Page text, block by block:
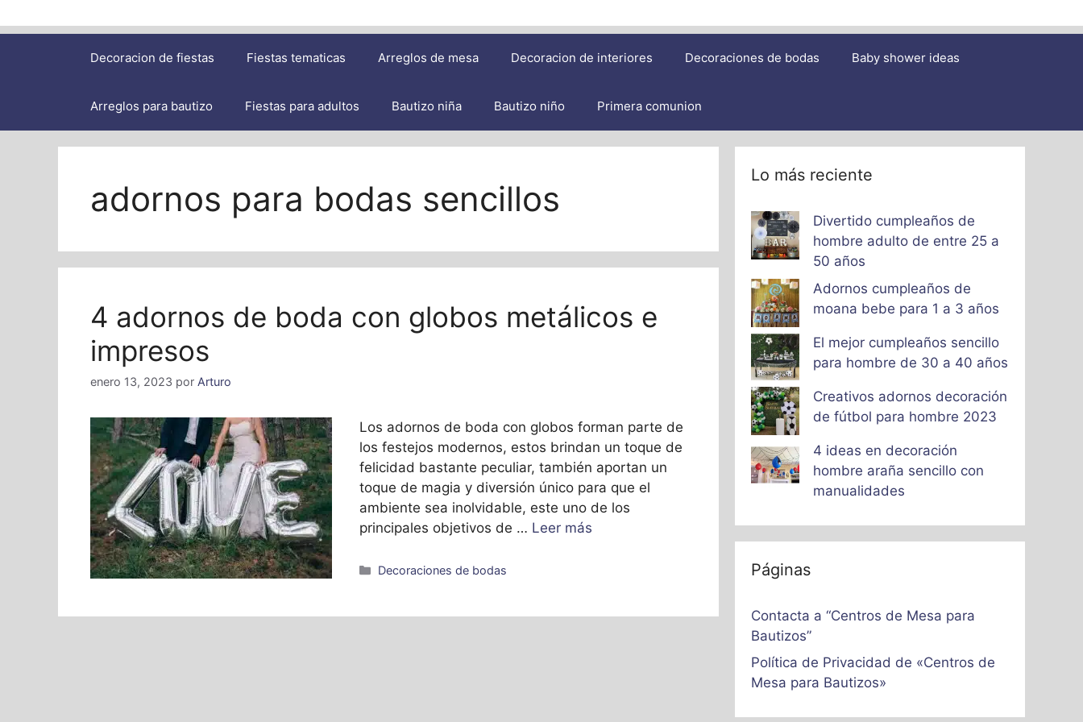
Decoracion de fiestas Fiestas tematicas Arreglos de mesa Decoracion de interiores Decoraciones de bodas Baby shower ideas
Arreglos para bautizo Fiestas para adultos Bautizo niña Bautizo niño Primera comunion
adornos para bodas sencillos
4 adornos de boda con globos metálicos e
impresos
enero 13, 2023 por Arturo
Los adornos de boda con globos forman parte de
los festejos modernos, estos brindan un toque de
felicidad bastante peculiar, también aportan un
toque de magia y diversión único para que el
ambiente sea inolvidable, este uno de los
principales objetivos de … Leer más
Categorías
Decoraciones de bodas
Lo más reciente
Divertido cumpleaños de
hombre adulto de entre 25 a
50 años
Adornos cumpleaños de
moana bebe para 1 a 3 años
El mejor cumpleaños sencillo
para hombre de 30 a 40 años
Creativos adornos decoración
de fútbol para hombre 2023
4 ideas en decoración
hombre araña sencillo con
manualidades
Páginas
Contacta a “Centros de Mesa para
Bautizos”
Política de Privacidad de «Centros de
Mesa para Bautizos»